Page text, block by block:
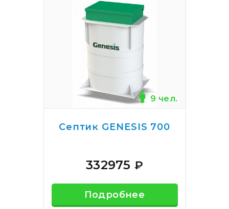
9 чел.
Септик GENESIS 700
332975 ₽
Подробнее